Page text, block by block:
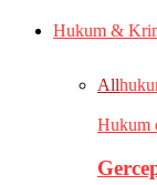
Hukum &
All
Hukum